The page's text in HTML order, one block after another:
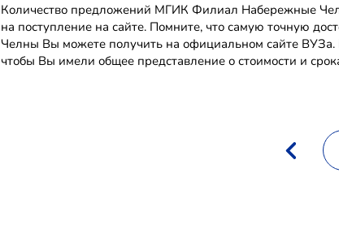
Количество предложений МГИК Филиал Набережные
на поступление на сайте. Помните, что самую точную
Челны Вы можете получить на официальном сайте
чтобы Вы имели общее представление о стоимости и